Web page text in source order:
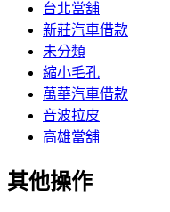
台北當舖
新莊汽車借款
未分類
縮小毛孔
萬華汽車借款
音波拉皮
高雄當舖
其他操作